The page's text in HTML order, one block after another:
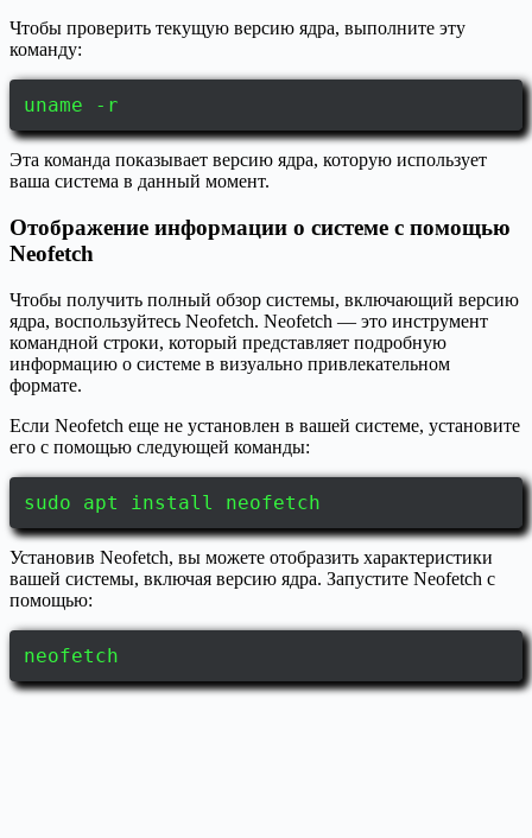
Чтобы проверить текущую версию ядра, выполните эту
команду:
uname -r
Эта команда показывает версию ядра, которую использует
ваша система в данный момент.
Отображение информации о системе с помощью
Neofetch
Чтобы получить полный обзор системы, включающий версию
ядра, воспользуйтесь Neofetch. Neofetch — это инструмент
командной строки, который представляет подробную
информацию о системе в визуально привлекательном
формате.
Если Neofetch еще не установлен в вашей системе, установите
его с помощью следующей команды:
sudo apt install neofetch
Установив Neofetch, вы можете отобразить характеристики
вашей системы, включая версию ядра. Запустите Neofetch с
помощью:
neofetch